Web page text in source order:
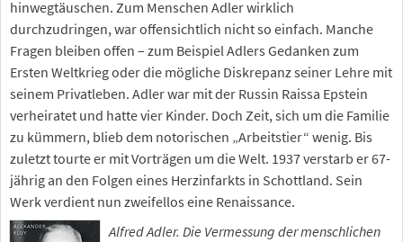
hinwegtäuschen. Zum Menschen Adler wirklich
durchzudringen, war offensichtlich nicht so einfach. Manche
Fragen bleiben offen – zum Beispiel Adlers Gedanken zum
Ersten Weltkrieg oder die mögliche Diskrepanz seiner Lehre mit
seinem Privatleben. Adler war mit der Russin Raissa Epstein
verheiratet und hatte vier Kinder. Doch Zeit, sich um die Familie
zu kümmern, blieb dem notorischen „Arbeitstier“ wenig. Bis
zuletzt tourte er mit Vorträgen um die Welt. 1937 verstarb er 67-
jährig an den Folgen eines Herzinfarkts in Schottland. Sein
Werk verdient nun zweifellos eine Renaissance.
Alfred Adler. Die Vermessung der menschlichen